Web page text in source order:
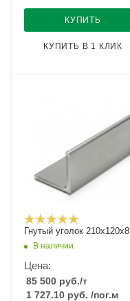
КУПИТЬ
КУПИТЬ В 1 КЛИК
Гнутый уголок 210х120х8
В наличии
Цена:
85 500 руб./т
1 727.10 руб. /пог.м